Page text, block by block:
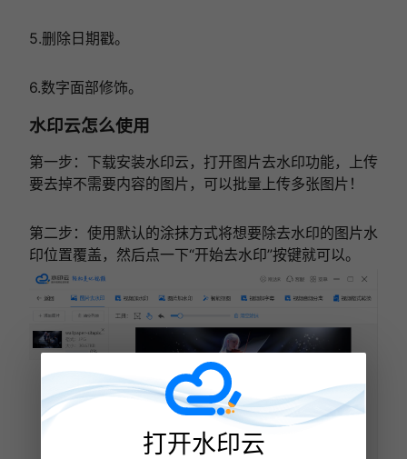
5.删除日期戳。
6.数字面部修饰。
水印云怎么使用
第一步：下载安装水印云，打开图片去水印功能，上传
要去掉不需要内容的图片，可以批量上传多张图片！
第二步：使用默认的涂抹方式将想要除去水印的图片水
印位置覆盖，然后点一下“开始去水印”按键就可以。
打开水印云